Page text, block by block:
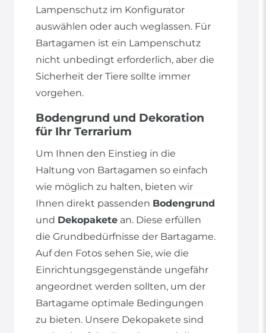
Lampenschutz im Konfigurator
auswählen oder auch weglassen. Für
Bartagamen ist ein Lampenschutz
nicht unbedingt erforderlich, aber die
Sicherheit der Tiere sollte immer
vorgehen.
Bodengrund und Dekoration
für Ihr Terrarium
Um Ihnen den Einstieg in die
Haltung von Bartagamen so einfach
wie möglich zu halten, bieten wir
Ihnen direkt passenden Bodengrund
und Dekopakete an. Diese erfüllen
die Grundbedürfnisse der Bartagame.
Auf den Fotos sehen Sie, wie die
Einrichtungsgegenstände ungefähr
angeordnet werden sollten, um der
Bartagame optimale Bedingungen
zu bieten. Unsere Dekopakete sind